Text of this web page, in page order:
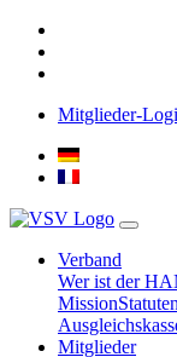
Mitglieder-
Verband
Wer ist der
MissionStatuten
Mitglieder